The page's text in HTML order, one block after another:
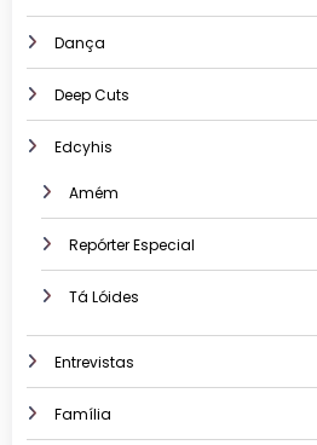
Dança
Deep Cuts
Edcyhis
Amém
Repórter Especial
Tá Lóides
Entrevistas
Família